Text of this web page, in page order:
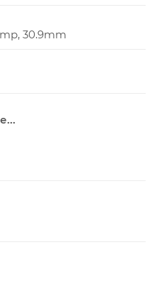
30.9mm